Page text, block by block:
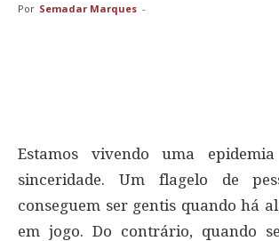
Por Semadar Marques -
Estamos vivendo uma
sinceridade. Um flagelo de
conseguem ser gentis quando há
em jogo. Do contrário, quando